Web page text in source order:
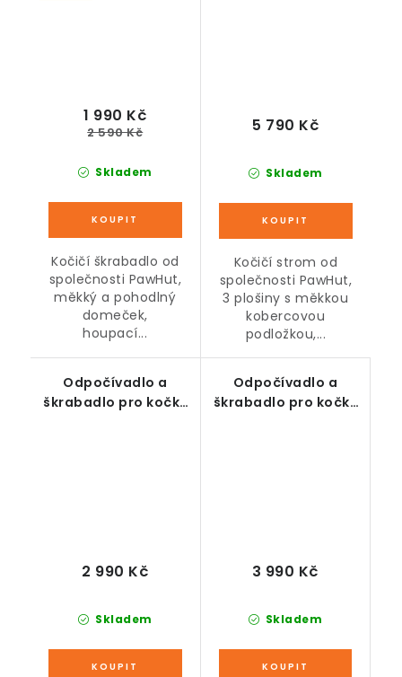
Skladem
1 990 Kč
2 590 Kč
Kočičí škrabadlo od
společnosti PawHut,
měkký a pohodlný
domeček,
houpací...
Skladem
5 790 Kč
Kočičí strom od
společnosti PawHut,
3 plošiny s měkkou
kobercovou
podložkou,...
Odpočívadlo a
škrabadlo pro kočky
Skladem
2 990 Kč
Odpočívadlo a
škrabadlo pro kočky
Skladem
3 990 Kč